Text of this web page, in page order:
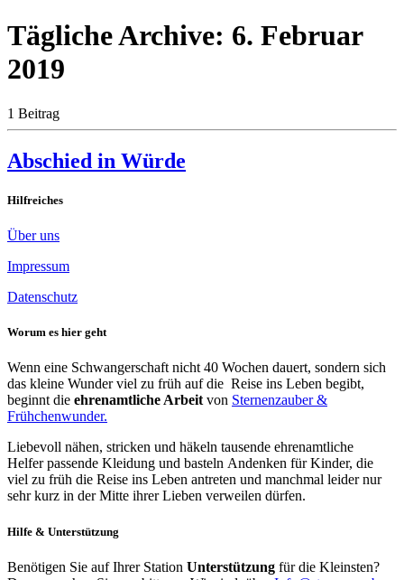
Tägliche Archive: 6. Februar
2019
1 Beitrag
Abschied in Würde
Hilfreiches
Über uns
Impressum
Datenschutz
Worum es hier geht
Wenn eine Schwangerschaft nicht 40 Wochen dauert, sondern sich
das kleine Wunder viel zu früh auf die Reise ins Leben begibt,
beginnt die ehrenamtliche Arbeitvon Sternenzauber &
Frühchenwunder.
Liebevoll nähen, stricken und häkeln tausende ehrenamtliche
Helfer passende Kleidung und basteln Andenken für Kinder, die
viel zu früh die Reise ins Leben antreten und manchmal leider nur
sehr kurz in der Mitte ihrer Lieben verweilen dürfen.
Hilfe & Unterstützung
Benötigen Sie auf Ihrer Station Unterstützung für die Kleinsten?